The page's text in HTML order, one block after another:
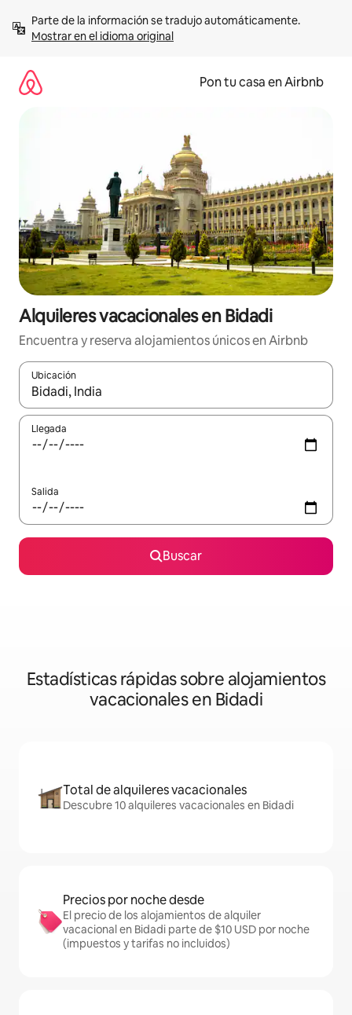
contenidoMostrar en el idioma original
Pon tu casa en Airbnb
Alquileres vacacionales en Bidadi
Encuentra y reserva alojamientos únicos en Airbnb
Ubicación
Cuando los resultados estén disponibles, navega con las
Llegada
Salida
Buscar
Estadísticas rápidas sobre alojamientos
vacacionales en Bidadi
Total de alquileres vacacionales
Descubre 10 alquileres vacacionales en Bidadi
Precios por noche desde
El precio de los alojamientos de alquiler
vacacional en Bidadi parte de $10 USD por noche
(impuestos y tarifas no incluidos)